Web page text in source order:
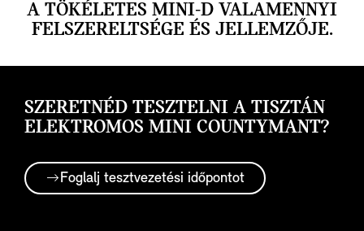
A TÖKÉLETES MINI-D VALAMENNYI
FELSZERELTSÉGE ÉS JELLEMZŐJE.
SZERETNÉD TESZTELNI A TISZTÁN
ELEKTROMOS MINI COUNTYMANT?
Foglalj tesztvezetési időpontot